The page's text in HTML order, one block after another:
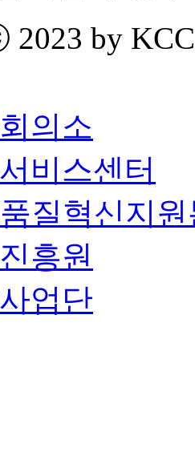
by
의소
비스센터
질혁신지
흥원
업단